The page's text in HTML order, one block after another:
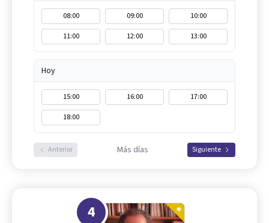
08:00 09:00
10:00
11:00
12:00 13:00
Hoy
15:00 16:00
17:00
18:00
Anterior Más días Siguiente
4